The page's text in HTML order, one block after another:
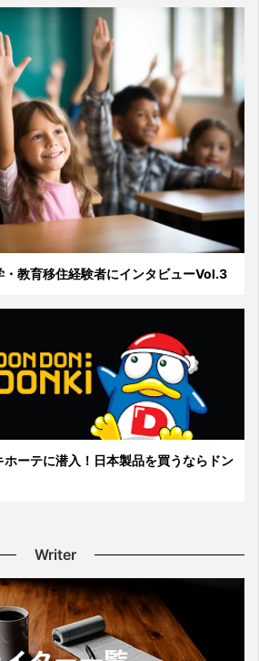
・教育移住経験者にインタビューVol.3
ーテに潜入！日本製品を買うならドン
Writer